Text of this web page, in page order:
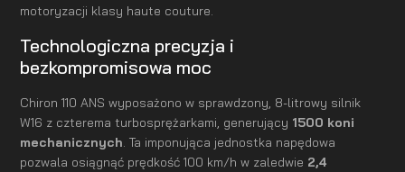
motoryzacji klasy haute couture.
Technologiczna precyzja i
bezkompromisowa moc
Chiron 110 ANS wyposażono w sprawdzony, 8-litrowy silnik
W16 z czterema turbosprężarkami, generujący 1500 koni
mechanicznych . Ta imponująca jednostka napędowa
pozwala osiągnąć prędkość 100 km/h w zaledwie 2,4